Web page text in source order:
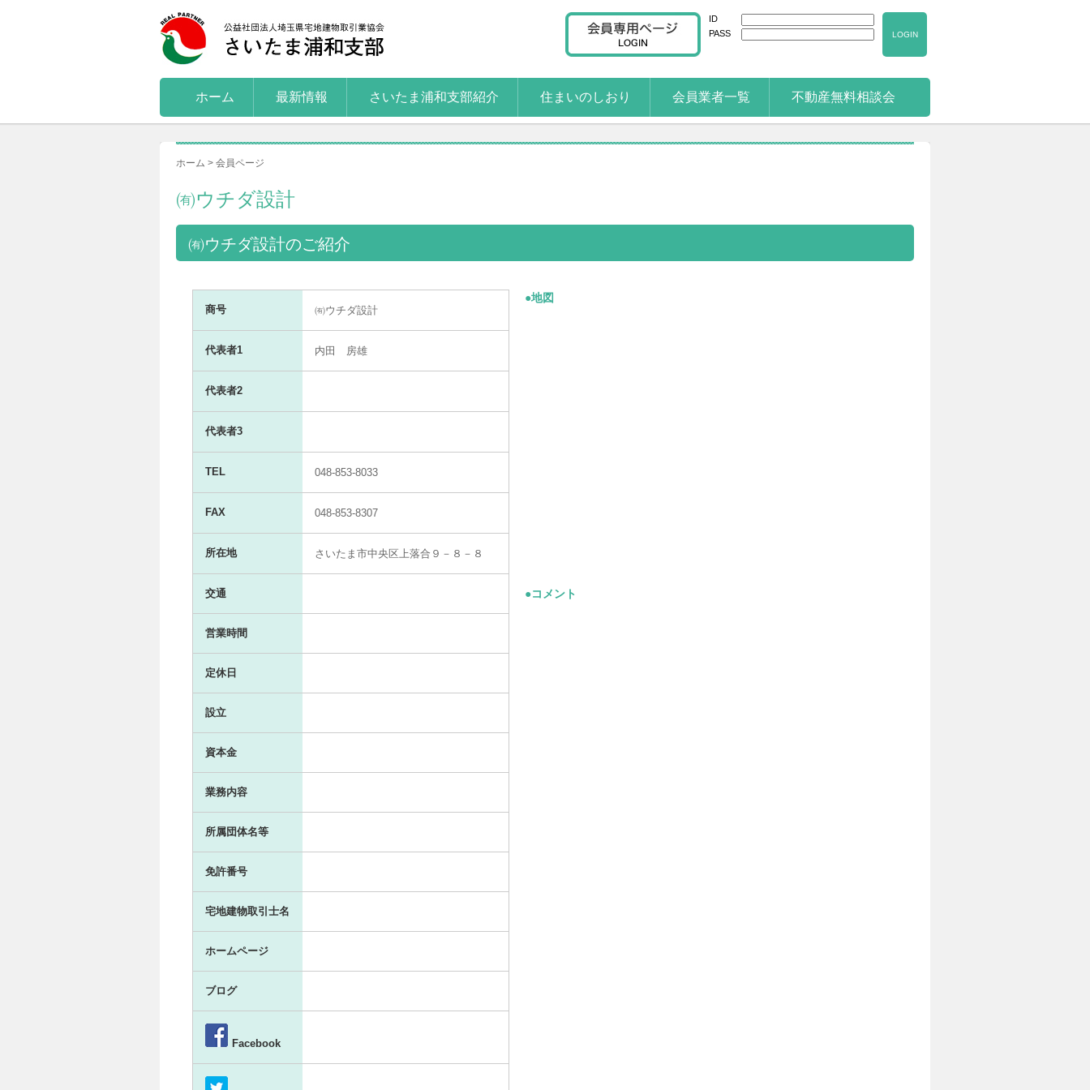
ID
PASS
LOGIN
ホーム 最新情報 さいたま浦和支部紹介 住まいのしおり 会員業者一覧 不動産無料相談会
ホーム > 会員ページ
㈲ウチダ設計
㈲ウチダ設計のご紹介
商号 ㈲ウチダ設計
代表者1 内田 房雄
代表者2
代表者3
TEL 048-853-8033
FAX 048-853-8307
所在地 さいたま市中央区上落合９－８－８
交通
営業時間
定休日
設立
資本金
業務内容
所属団体名等
免許番号
宅地建物取引士名
ホームページ
ブログ
Facebook
●地図
●コメント